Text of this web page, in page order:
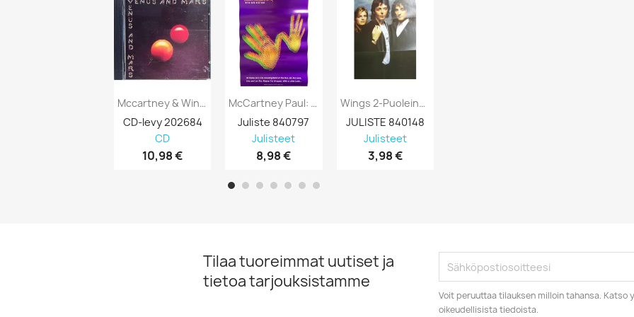
Mccartney & Wings: Venus And Mars + 3...
CD-levy 202684
CD
10,98 €
McCartney Paul: Wingspan: Promojuliste...
Juliste 840797
Julisteet
8,98 €
Wings 2-Puoleinen, London Town Juliste...
JULISTE 840148
Julisteet
3,98 €
Tilaa tuoreimmat uutiset ja
tietoa tarjouksistamme
Voit peruuttaa tilauksen milloin tahansa. Katso
oikeudellisista tiedoista.